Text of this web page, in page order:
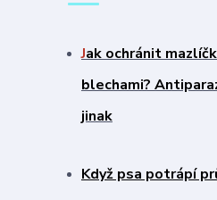
Jak ochránit
blechami?
jinak
Když psa potrápí